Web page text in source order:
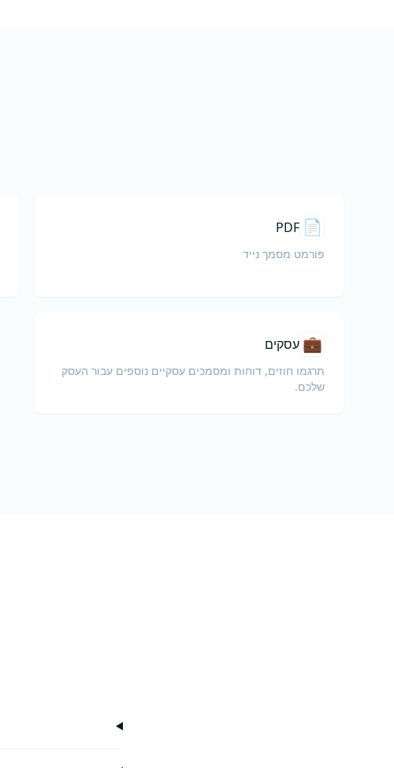
📄
PDF
פורמט מסמך נייד
💼 עסקים
תרגמו חוזים, דוחות ומסמכים עסקיים נוספים עבור העסק
שלכם.